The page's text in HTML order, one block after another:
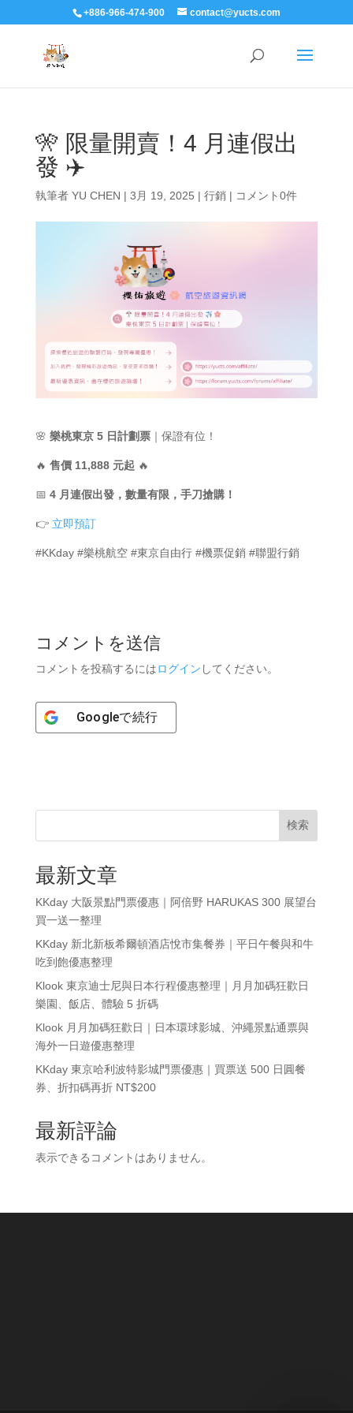
+886-966-474-900 contact@yucts.com
🎌 限量開賣！4 月連假出
發 ✈️
執筆者 YU CHEN | 3月 19, 2025 | 行銷| コメント0件
🌸 樂桃東京 5 日計劃票｜保證有位！
🔥 售價 11,888 元起 🔥
📅 4 月連假出發，數量有限，手刀搶購！
👉 立即預訂
#KKday #樂桃航空 #東京自由行 #機票促銷 #聯盟行銷
コメントを送信
コメントを投稿するにはログイン してください。
Googleで続行
検索
最新文章
KKday 大阪景點門票優惠｜阿倍野 HARUKAS 300 展望台
買一送一整理
KKday 新北新板希爾頓酒店悅市集餐券｜平日午餐與和牛
吃到飽優惠整理
Klook 東京迪士尼與日本行程優惠整理｜月月加碼狂歡日
樂園、飯店、體驗 5 折碼
Klook 月月加碼狂歡日｜日本環球影城、沖繩景點通票與
海外一日遊優惠整理
KKday 東京哈利波特影城門票優惠｜買票送 500 日圓餐
券、折扣碼再折 NT$200
最新評論
表示できるコメントはありません。